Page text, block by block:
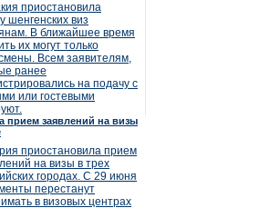
приостановила
шенгенских виз
В ближайшее время
их могут только
Всем заявителям,
ранее
на подачу с
или гостевыми
прием заявлений на визы
приостановила прием
на визы в трех
городах. С 29 июня
перестанут
в визовых центрах